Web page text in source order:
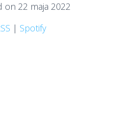
on 22 maja 2022
| Spotify